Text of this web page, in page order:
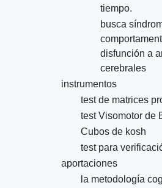
tiempo.
busca
disfunción a
cerebrales
instrumentos
test de matrices
test Visomotor de
Cubos de kosh
test para
aportaciones
la metodología